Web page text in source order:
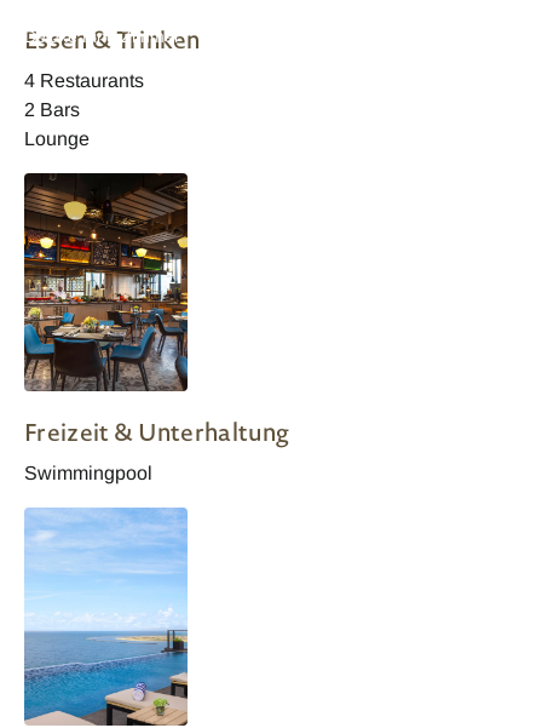
Deluxe King Zimmer
Essen & Trinken
4 Restaurants
2 Bars
Lounge
Freizeit & Unterhaltung
Swimmingpool